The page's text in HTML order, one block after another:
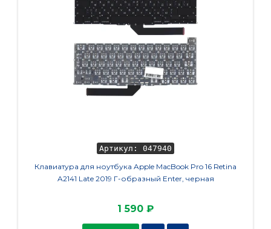
Артикул: 047940
Клавиатура для ноутбука Apple MacBook Pro 16 Retina
A2141 Late 2019 Г-образный Enter, черная
1 590 ₽